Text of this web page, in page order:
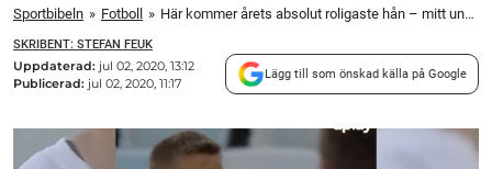
Sportbibeln » Fotboll » Här kommer årets absolut roligaste hån – mitt under allsvenska matchen: "Det tog en sån jävla tid..."
SKRIBENT: STEFAN FEUK
Uppdaterad: jul 02, 2020, 13:12
Publicerad: jul 02, 2020, 11:17
Lägg till som önskad källa på Google